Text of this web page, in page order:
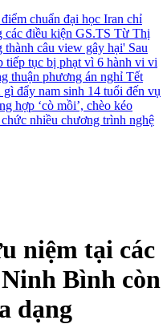
chuẩn đại học Iran chỉ
các điều kiện GS.TS Từ Thị
câu view gây hại' Sau
tiếp tục bị phạt vì 6 hành vi vi
thuận phương án nghỉ Tết
đẩy nam sinh 14 tuổi đến vụ
hợp ‘cò mồi’, chèo kéo
nhiều chương trình nghệ
niệm tại các
Bình còn
dạng